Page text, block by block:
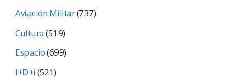
Aviación Militar(737)
Cultura(519)
Espacio(699)
I+D+i(521)